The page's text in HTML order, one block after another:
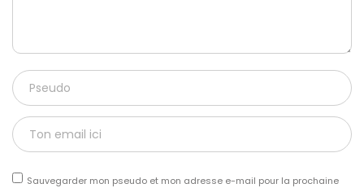
Sauvegarder mon pseudo et mon adresse e-mail pour la prochaine